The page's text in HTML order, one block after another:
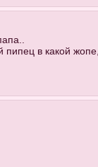
в какой